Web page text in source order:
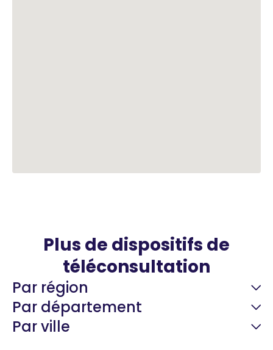
Plus de dispositifs de
téléconsultation
Par région
Par département
Par ville